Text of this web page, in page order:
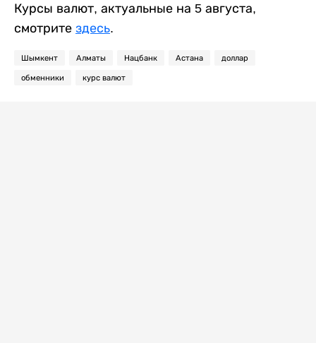
Курсы валют, актуальные на 5 августа,
смотрите здесь.
Шымкент Алматы Нацбанк Астана доллар
обменники курс валют